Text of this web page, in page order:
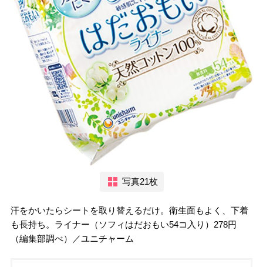
写真21枚
汗をかいたらシートを取り替えるだけ。衛生面もよく、下着
も長持ち。ライナー（ソフィはだおもい54コ入り）278円
（編集部調べ）／ユニチャーム